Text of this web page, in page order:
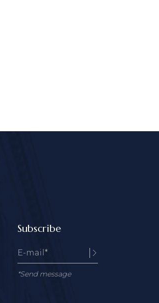
Subscribe
*Send message